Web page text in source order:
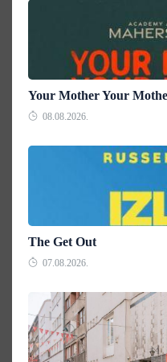
Your Mother Your
08.08.2026.
The Get Out
07.08.2026.